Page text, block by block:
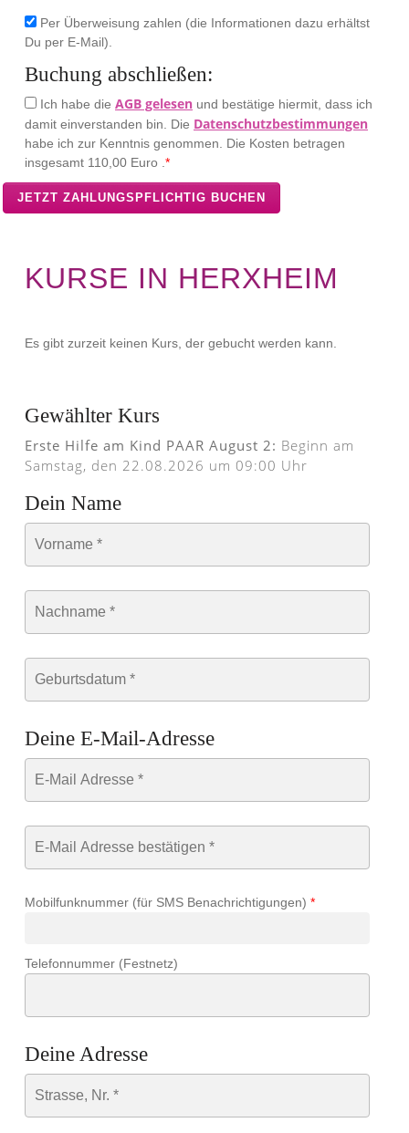
Per Überweisung zahlen (die Informationen dazu erhältst
Du per E-Mail).
Buchung abschließen:
Ich habe die AGB gelesen und bestätige hiermit, dass ich
damit einverstanden bin. Die Datenschutzbestimmungen
habe ich zur Kenntnis genommen. Die Kosten betragen
insgesamt 110,00 Euro . *
KURSE IN HERXHEIM
Es gibt zurzeit keinen Kurs, der gebucht werden kann.
Gewählter Kurs
Erste Hilfe am Kind PAAR August 2: Beginn am
Samstag, den 22.08.2026 um 09:00 Uhr
Dein Name
Deine E-Mail-Adresse
Mobilfunknummer (für SMS Benachrichtigungen) *
Telefonnummer (Festnetz)
Deine Adresse